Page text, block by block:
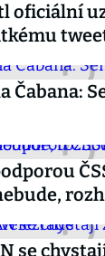
oficiální
Čabana:
se